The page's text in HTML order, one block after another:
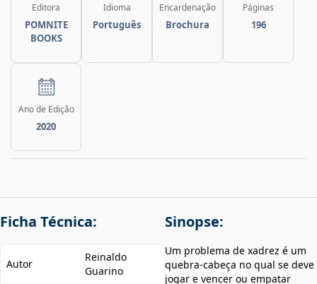
Editora
POMNITE
BOOKS
Idioma
Português
Encardenação
Brochura
Páginas
196
Ano de Edição
2020
Ficha Técnica:
Autor
Reinaldo
Guarino
Sinopse:
Um problema de xadrez é um
quebra-cabeça no qual se deve
jogar e vencer ou empatar